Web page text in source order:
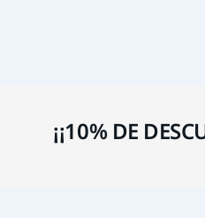
¡¡10% DE